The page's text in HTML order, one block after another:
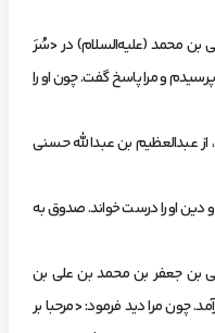
علي‌ بن‌ محمد (عليه‌السلام) در <سُرَ
و مرا پاسخ‌ گفت. چون‌ او را
عبدالعظيم‌ بن‌ عبدالله‌ حسني‌
و دين‌ او را درست‌ خواند. صدوق‌ به‌
بن‌ جعفر بن‌ محمد بن‌ علي‌ بن‌
چون‌ مرا ديد فرمود: <مرحبا بر